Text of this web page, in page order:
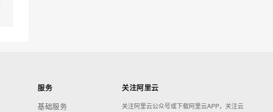
服务
基础服务
关注阿里云
关注阿里云公众号或下载阿里云APP，关注云